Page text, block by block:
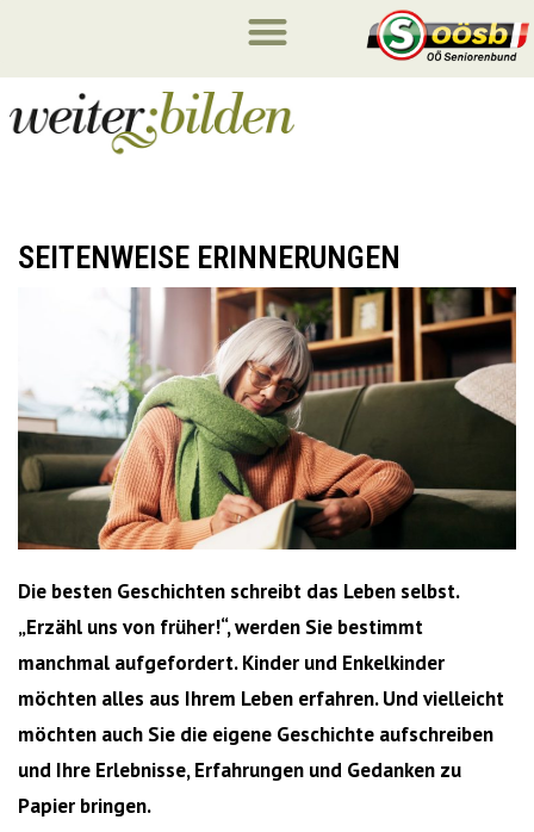
SEITENWEISE ERINNERUNGEN
Die besten Geschichten schreibt das Leben selbst.
„Erzähl uns von früher!“, werden Sie bestimmt
manchmal aufgefordert. Kinder und Enkelkinder
möchten alles aus Ihrem Leben erfahren. Und vielleicht
möchten auch Sie die eigene Geschichte aufschreiben
und Ihre Erlebnisse, Erfahrungen und Gedanken zu
Papier bringen.